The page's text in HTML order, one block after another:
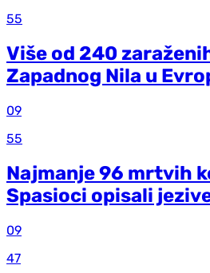
55
Više od 240
Zapadnog Nila u
09
55
Najmanje 96 mrtvih
Spasioci opisali
09
47